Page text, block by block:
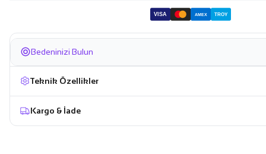
VISA AMEX TROY
Bedeninizi Bulun
Teknik Özellikler
Kargo & İade